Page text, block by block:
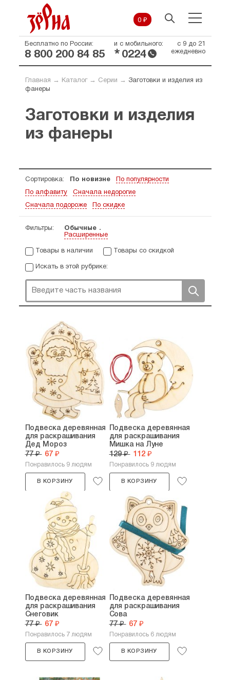
0 ₽
Бесплатно по России:
8 800 200 84 85
и с мобильного:
* 0224
с 9 до 21
ежедневно
Главная → Каталог→ Серии →
Заготовки и изделия из
фанеры
Заготовки и изделия
из фанеры
Сортировка: По новизне По популярности
По алфавиту Сначала недорогие
Сначала подороже По скидке
Фильтры:
Обычные
Расширенные
Товары в наличии Товары со скидкой
Искать в этой рубрике:
Подвеска деревянная
для раскрашивания
Дед Мороз
77 ₽ 67 ₽
Понравилось 9 людям
В КОРЗИНУ
Подвеска деревянная
для раскрашивания
Мишка на Луне
129 ₽ 112 ₽
Понравилось 9 людям
В КОРЗИНУ
Подвеска деревянная
для раскрашивания
Снеговик
77 ₽ 67 ₽
Понравилось 7 людям
В КОРЗИНУ
Подвеска деревянная
для раскрашивания
Сова
77 ₽ 67 ₽
Понравилось 6 людям
В КОРЗИНУ